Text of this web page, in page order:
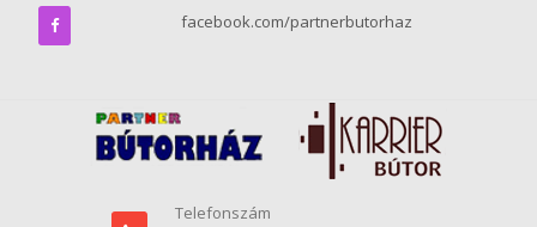
facebook.com/partnerbutorhaz
Telefonszám